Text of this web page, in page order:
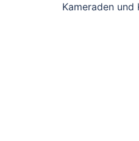
Kameraden und